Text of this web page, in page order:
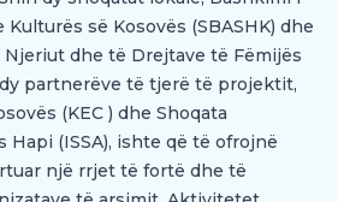
së Kosovës (SBASHK) dhe
Njeriut dhe të Drejtave të Fëmijës
dy partnerëve të tjerë të projektit,
(KEC ) dhe Shoqata
Hapi (ISSA), ishte që të ofrojnë
një rrjet të fortë dhe të